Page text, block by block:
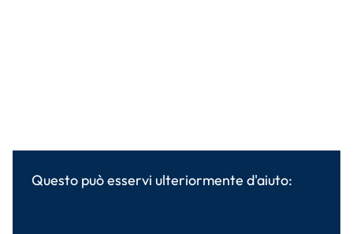
Questo può esservi ulteriormente d'aiuto: